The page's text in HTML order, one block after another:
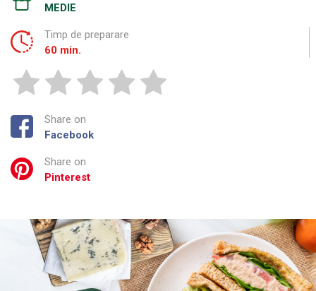
MEDIE
Timp de preparare
60 min.
Share on
Facebook
Share on
Pinterest